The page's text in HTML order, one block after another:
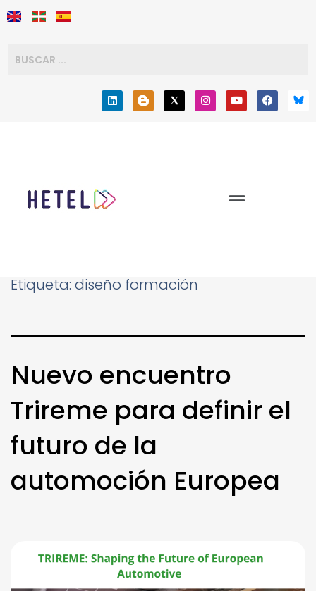
Etiqueta: diseño formación
Nuevo encuentro
Trireme para definir el
futuro de la
automoción Europea